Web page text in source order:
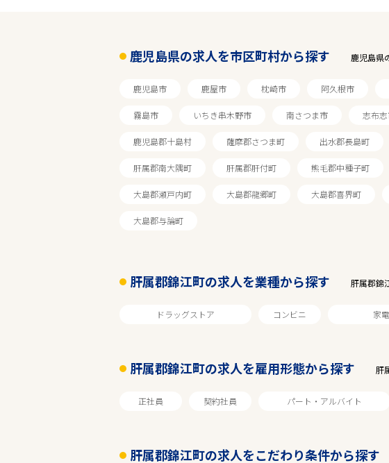
エリアで探す
鹿児島
業種
車通勤可
鹿児島県の求人を市区町村から探す 鹿児島県
鹿児島市 鹿屋市 枕崎市 阿久根市
霧島市 いちき串木野市 南さつま市 志布
鹿児島郡十島村 薩摩郡さつま町 出水郡長島町
肝属郡南大隅町 肝属郡肝付町 熊毛郡中種子町
大島郡瀬戸内町 大島郡龍郷町 大島郡喜界町
大島郡与論町
肝属郡錦江町の求人を業種から探す 肝属郡錦
ドラッグストア コンビニ 家
肝属郡錦江町の求人を雇用形態から探す 肝
正社員 契約社員 パート・アルバイト
肝属郡錦江町の求人をこだわり条件から探す